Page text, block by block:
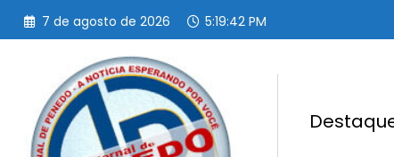
Pular
para
conteúdo
7 de agosto de 2026 5:19:43 PM